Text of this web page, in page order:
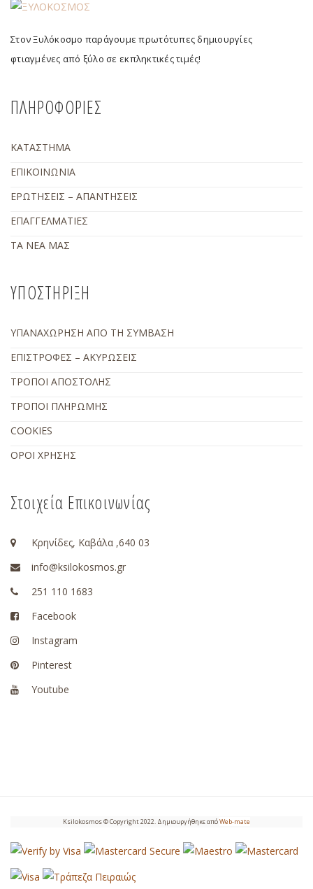
Στον Ξυλόκοσμο παράγουμε πρωτότυπες δημιουργίες
φτιαγμένες από ξύλο σε εκπληκτικές τιμές!
ΠΛΗΡΟΦΟΡΙΕΣ
ΚΑΤΑΣΤΗΜΑ
ΕΠΙΚΟΙΝΩΝΙΑ
ΕΡΩΤΗΣΕΙΣ – ΑΠΑΝΤΗΣΕΙΣ
ΕΠΑΓΓΕΛΜΑΤΙΕΣ
ΤΑ ΝΕΑ ΜΑΣ
ΥΠΟΣΤΗΡΙΞΗ
ΥΠΑΝΑΧΩΡΗΣΗ ΑΠΟ ΤΗ ΣΥΜΒΑΣΗ
ΕΠΙΣΤΡΟΦΕΣ – ΑΚΥΡΩΣΕΙΣ
ΤΡΟΠΟΙ ΑΠΟΣΤΟΛΗΣ
ΤΡΟΠΟΙ ΠΛΗΡΩΜΗΣ
COOKIES
ΟΡΟΙ ΧΡΗΣΗΣ
Στοιχεία Επικοινωνίας
Κρηνίδες, Καβάλα ,640 03
info@ksilokosmos.gr
251 110 1683
Facebook
Instagram
Pinterest
Youtube
Ksilokosmos © Copyright 2022. Δημιουργήθηκε απόWeb-mate